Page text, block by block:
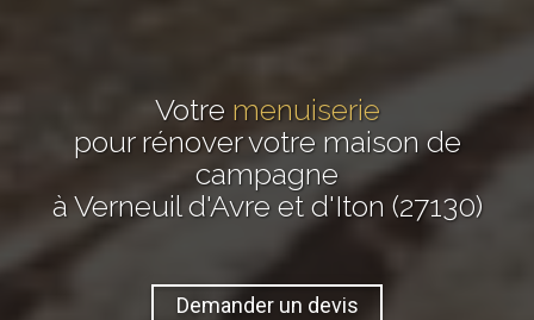
Votre menuiserie
pour rénover votre maison de
campagne
à Verneuil d'Avre et d'Iton (27130)
Demander un devis